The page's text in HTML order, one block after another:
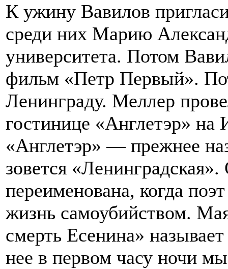
К ужину Вавилов
среди них Марию
университета. Потом
фильм «Петр Первый».
Ленинграду. Меллер
гостинице «Англетэр» на
«Англетэр» — прежнее
зовется
переименована, когда
жизнь самоубийством.
смерть Есенина»
нее в первом часу ночи